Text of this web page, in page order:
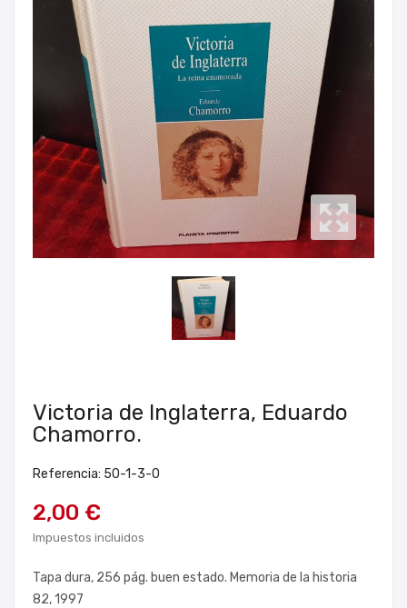
Victoria de Inglaterra, Eduardo
Chamorro.
Referencia: 50-1-3-0
2,00 €
Impuestos incluidos
Tapa dura, 256 pág. buen estado. Memoria de la historia
82, 1997